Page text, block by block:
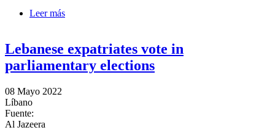
Leer más
Lebanese expatriates vote in
parliamentary elections
08 Mayo 2022
Líbano
Fuente:
Al Jazeera